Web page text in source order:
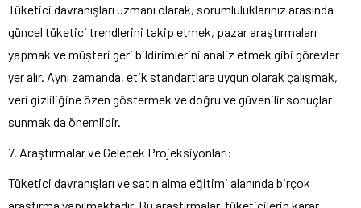
Tüketici davranışları uzmanı olarak, sorumluluklarınız arasında
güncel tüketici trendlerini takip etmek, pazar araştırmaları
yapmak ve müşteri geri bildirimlerini analiz etmek gibi görevler
yer alır. Aynı zamanda, etik standartlara uygun olarak çalışmak,
veri gizliliğine özen göstermek ve doğru ve güvenilir sonuçlar
sunmak da önemlidir.
7. Araştırmalar ve Gelecek Projeksiyonları:
Tüketici davranışları ve satın alma eğitimi alanında birçok
araştırma yapılmaktadır. Bu araştırmalar, tüketicilerin karar